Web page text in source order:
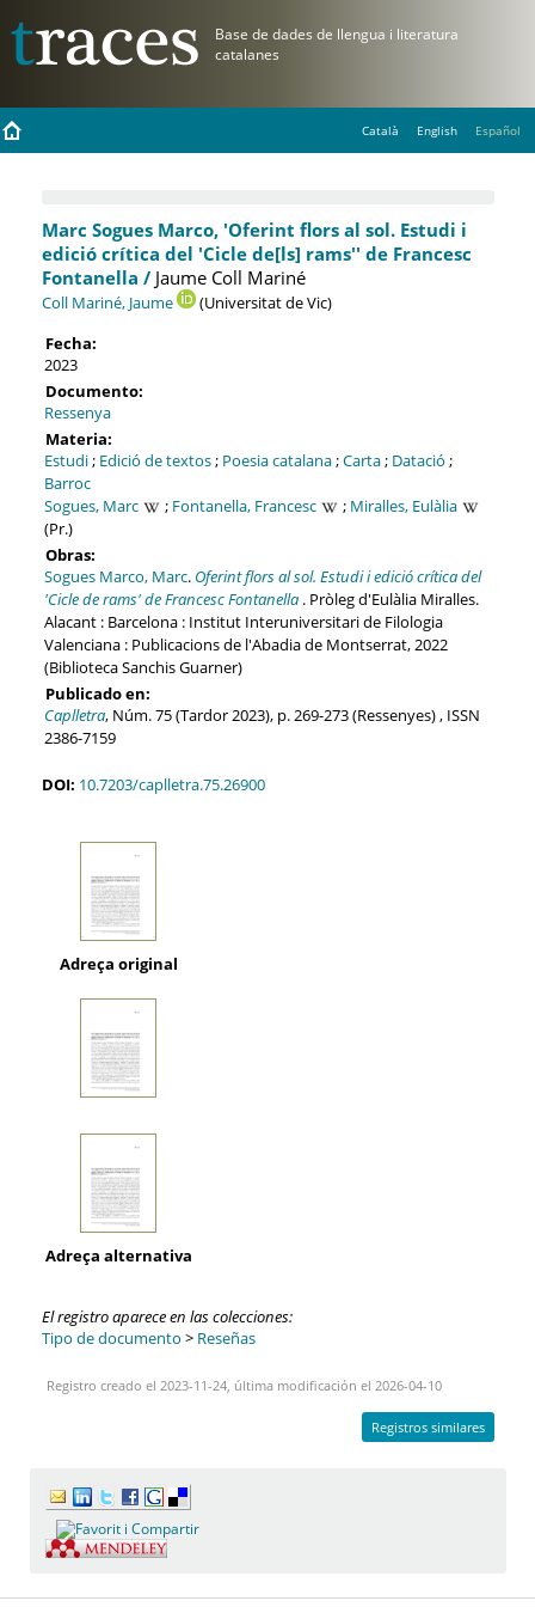
Català English Español
Marc Sogues Marco, 'Oferint flors al sol. Estudi i
edició crítica del 'Cicle de[ls] rams'' de Francesc
Fontanella /Jaume Coll Mariné
Coll Mariné, Jaume
(Universitat de Vic)
Fecha:
2023
Documento:
Ressenya
Materia:
Estudi; Edició de textos; Poesia catalana;Carta; Datació ;
Barroc
Sogues, Marc
; Fontanella, Francesc ; Miralles, Eulàlia
(Pr.)
Obras:
Sogues Marco, Marc. Oferint flors al sol. Estudi i edició crítica del
'Cicle de rams' de Francesc Fontanella. Pròleg d'Eulàlia Miralles.
Alacant : Barcelona : Institut Interuniversitari de Filologia
Valenciana : Publicacions de l'Abadia de Montserrat, 2022
(Biblioteca Sanchis Guarner)
Publicado en:
Caplletra, Núm. 75 (Tardor 2023), p. 269-273 (Ressenyes) , ISSN
2386-7159
DOI: 10.7203/caplletra.75.26900
Adreça original
Adreça alternativa
El registro aparece en las colecciones:
Tipo de documento > Reseñas
Registro creado el 2023-11-24, última modificación el 2026-04-10
Registros similares